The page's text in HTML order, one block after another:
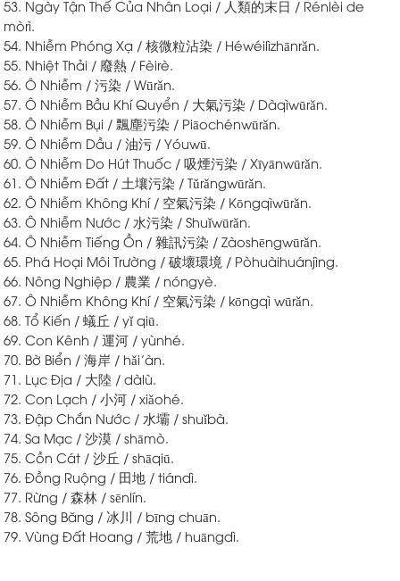
53. Ngày Tận Thế Của Nhân Loại / 人類的末日 / Rénlèi de
mòrì.
54. Nhiễm Phóng Xạ / 核微粒沾染 / Héwéilìzhānrǎn.
55. Nhiệt Thải / 廢熱 / Fèirè.
56. Ô Nhiễm / 污染 / Wūrǎn.
57. Ô Nhiễm Bầu Khí Quyển / 大氣污染 / Dàqìwūrǎn.
58. Ô Nhiễm Bụi / 飄塵污染 / Piāochénwūrǎn.
59. Ô Nhiễm Dầu / 油污 / Yóuwū.
60. Ô Nhiễm Do Hút Thuốc / 吸煙污染 / Xīyānwūrǎn.
61. Ô Nhiễm Đất / 土壤污染 / Tǔrǎngwūrǎn.
62. Ô Nhiễm Không Khí / 空氣污染 / Kōngqìwūrǎn.
63. Ô Nhiễm Nước / 水污染 / Shuǐwūrǎn.
64. Ô Nhiễm Tiếng Ồn / 雜訊污染 / Zàoshēngwūrǎn.
65. Phá Hoại Môi Trường / 破壞環境 / Pòhuàihuánjìng.
66. Nông Nghiệp / 農業 / nóngyè.
67. Ô Nhiễm Không Khí / 空氣污染 / kōngqì wūrǎn.
68. Tổ Kiến / 蟻丘 / yǐ qiū.
69. Con Kênh / 運河 / yùnhé.
70. Bờ Biển / 海岸 / hǎi’àn.
71. Lục Địa / 大陸 / dàlù.
72. Con Lạch / 小河 / xiǎohé.
73. Đập Chắn Nước / 水壩 / shuǐbà.
74. Sa Mạc / 沙漠 / shāmò.
75. Cồn Cát / 沙丘 / shāqiū.
76. Đồng Ruộng / 田地 / tiándì.
77. Rừng / 森林 / sēnlín.
78. Sông Băng / 冰川 / bīng chuān.
79. Vùng Đất Hoang / 荒地 / huāngdì.